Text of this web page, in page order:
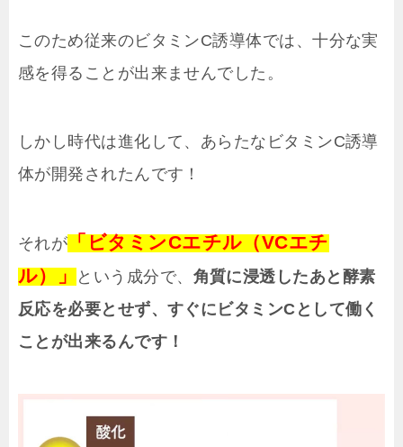
このため従来のビタミンC誘導体では、十分な実
感を得ることが出来ませんでした。
しかし時代は進化して、あらたなビタミンC誘導
体が開発されたんです！
それが 「ビタミンCエチル（VCエチ
ル）」
という成分で、 角質に浸透したあと酵素
反応を必要とせず、すぐにビタミンCとして働く
ことが出来るんです！